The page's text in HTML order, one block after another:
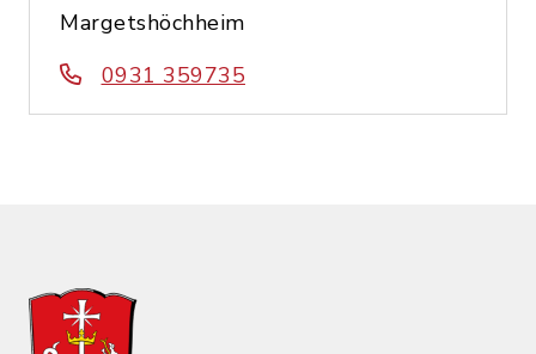
Margetshöchheim
0931 359735